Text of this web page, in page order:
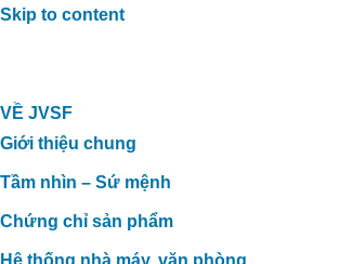
Skip to content
VỀ JVSF
Giới thiệu chung
Tầm nhìn – Sứ mệnh
Chứng chỉ sản phẩm
Hệ thống nhà máy, văn phòng